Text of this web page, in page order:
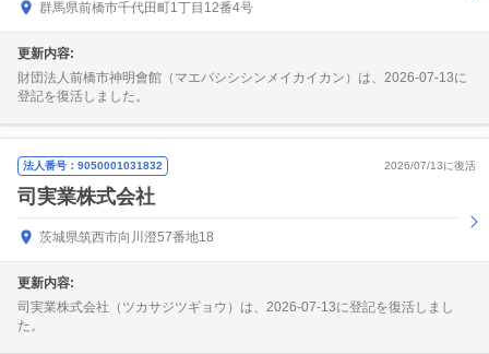
群馬県前橋市千代田町1丁目12番4号
更新内容:
財団法人前橋市神明會館（マエバシシシンメイカイカン）は、2026-07-13に
登記を復活しました。
法人番号：9050001031832 2026/07/13に復活
司実業株式会社
茨城県筑西市向川澄57番地18
更新内容:
司実業株式会社（ツカサジツギョウ）は、2026-07-13に登記を復活しまし
た。